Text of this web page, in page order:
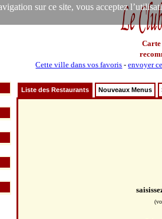
sur ce site, vous acceptez
Carte
Cette ville dans vos favoris -envoyer
Liste des Restaurants Nouveaux Menus